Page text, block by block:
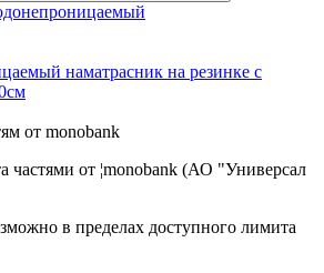
частями от ¦monobank (АО "Универсал
в пределах доступного лимита